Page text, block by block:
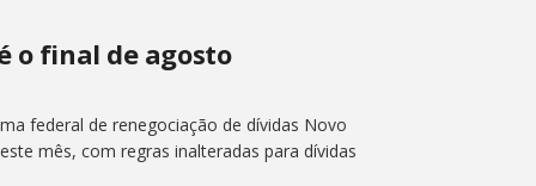
o final de agosto
federal de renegociação de dívidas Novo
mês, com regras inalteradas para dívidas